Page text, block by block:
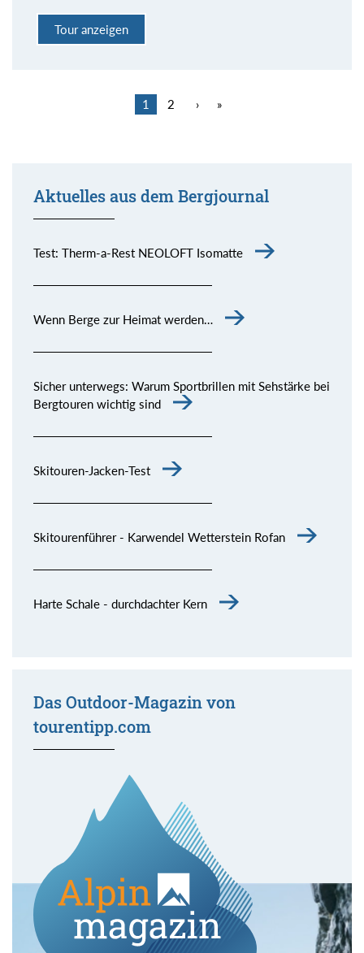
Tour anzeigen
1 2 › »
Aktuelles aus dem Bergjournal
Test: Therm-a-Rest NEOLOFT Isomatte
Wenn Berge zur Heimat werden…
Sicher unterwegs: Warum Sportbrillen mit Sehstärke bei
Bergtouren wichtig sind
Skitouren-Jacken-Test
Skitourenführer - Karwendel Wetterstein Rofan
Harte Schale - durchdachter Kern
Das Outdoor-Magazin von
tourentipp.com